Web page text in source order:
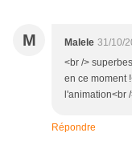
M Malele 31/10/
<br />
en ce moment
l'animation<br
Répondre